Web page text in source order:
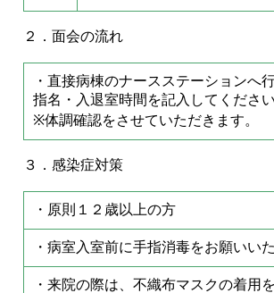
２．面会の流れ
・直接病棟のナースステーションへ
指名・入退室時間を記入してください
※体調確認をさせていただきます。
３．感染症対策
・原則１２歳以上の方
・病室入室前に手指消毒をお願いい
・来院の際は、不織布マスクの着用